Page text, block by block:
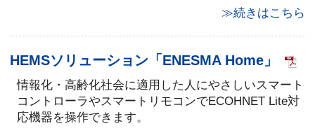
≫続きはこちら
HEMSソリューション「ENESMA Home」
情報化・高齢化社会に適用した人にやさしいスマート
コントローラやスマートリモコンでECOHNET Lite対
応機器を操作できます。